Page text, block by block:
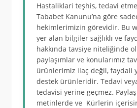
Hastaliklari teşhis, tedavi
Tababet Kanunu’na göre
hekimlerimizin görevidir. Bu
yer alan bilgiler sağlıklı ve
hakkında tavsiye niteliğinde
paylaşımlar ve konularımız
ürünlerimiz ilaç değil, faydali
destek ürünleridir. Tedavi
tedavisi yerine geçmez.
metinlerde ve Kürlerin